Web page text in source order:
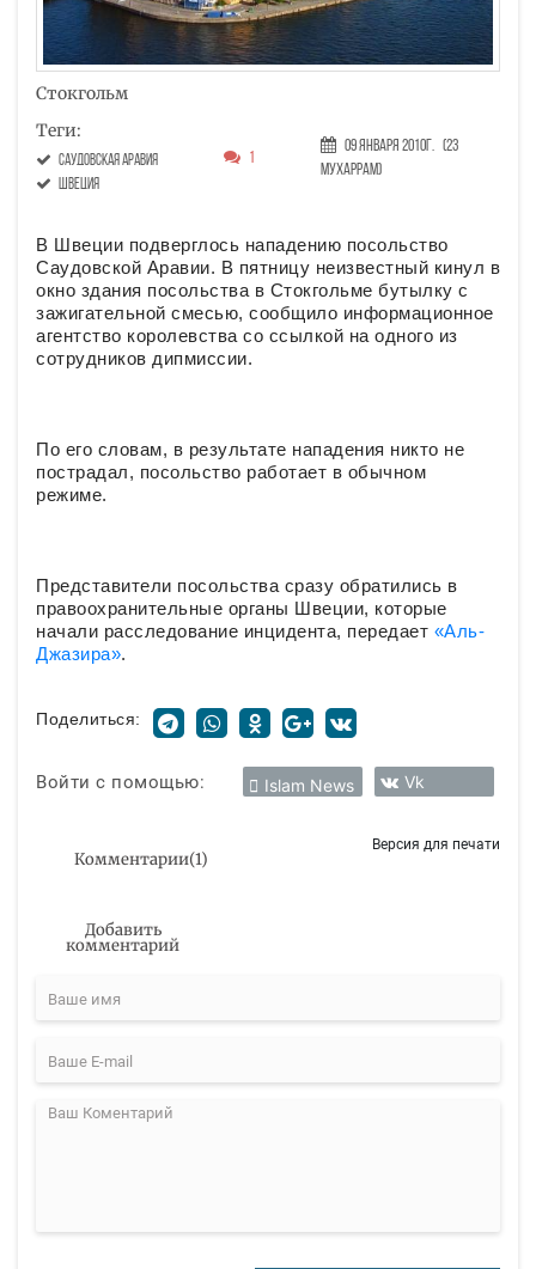
Стокгольм
Теги:
саудовская аравия
Швеция
1
09 Января 2010г. (23
Мухаррам)
В Швеции подверглось нападению посольство
Саудовской Аравии. В пятницу неизвестный кинул в
окно здания посольства в Стокгольме бутылку с
зажигательной смесью, сообщило информационное
агентство королевства со ссылкой на одного из
сотрудников дипмиссии.
По его словам, в результате нападения никто не
пострадал, посольство работает в обычном
режиме.
Представители посольства сразу обратились в
правоохранительные органы Швеции, которые
начали расследование инцидента, передает «Аль-
Джазира».
Поделиться:
Войти с помощью: Islam News Vk
Комментарии(1)
Версия для печати
Добавить
комментарий